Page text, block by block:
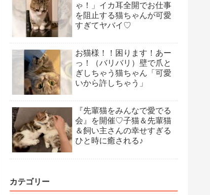
ゃ！」イカ耳全開でお仕事
を阻止する猫ちゃんが可愛
すぎてヤバイ♡
お猫様！！困ります！あー
っ！（バリバリ）壁で爪と
ぎしちゃう猫ちゃん「可愛
いから許しちゃう」
『先輩猫をみんなで愛でる
会』を開催♡子猫＆先輩猫
＆飼い主さんの幸せすぎる
ひと時に癒される♪
カテゴリー